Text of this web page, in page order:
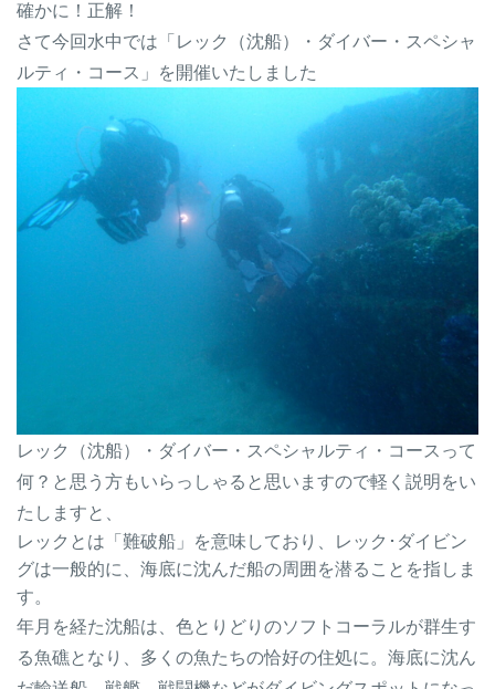
確かに！正解！
さて今回水中では「 レック（沈船）・ダイバー・スペシャ
ルティ・コース」
を開催いたしました
レック（沈船）・ダイバー・スペシャルティ・コースって
何？と思う方もいらっしゃると思いますので軽く説明をい
たしますと、
レックとは「難破船」を意味しており、レック･ダイビン
グは一般的に、海底に沈んだ船の周囲を潜ることを指しま
す。
年月を経た沈船は、色とりどりのソフトコーラルが群生す
る魚礁となり、多くの魚たちの恰好の住処に。海底に沈ん